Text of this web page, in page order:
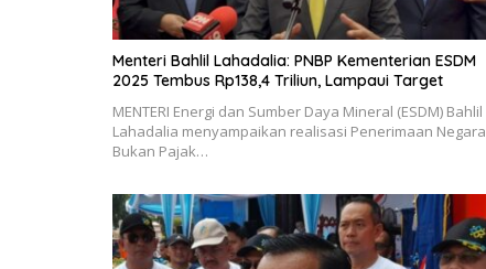
Menteri Bahlil Lahadalia: PNBP Kementerian ESDM
2025 Tembus Rp138,4 Triliun, Lampaui Target
MENTERI Energi dan Sumber Daya Mineral (ESDM) Bahlil
Lahadalia menyampaikan realisasi Penerimaan Negara
Bukan Pajak…